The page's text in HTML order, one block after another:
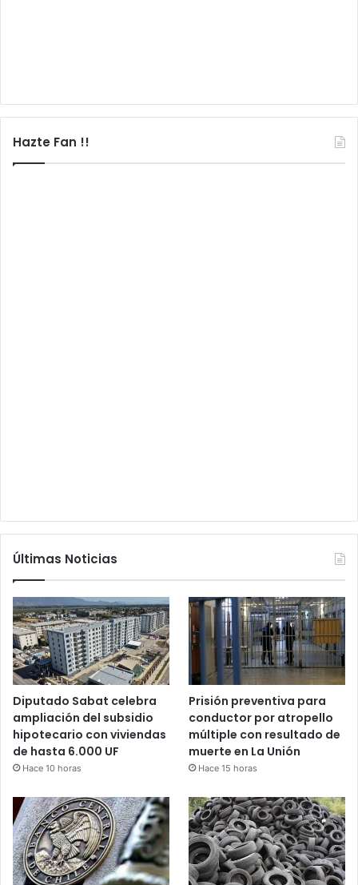
Hazte Fan !!
Últimas Noticias
Diputado Sabat celebra
ampliación del subsidio
hipotecario con viviendas
de hasta 6.000 UF
Hace 10 horas
Prisión preventiva para
conductor por atropello
múltiple con resultado de
muerte en La Unión
Hace 15 horas